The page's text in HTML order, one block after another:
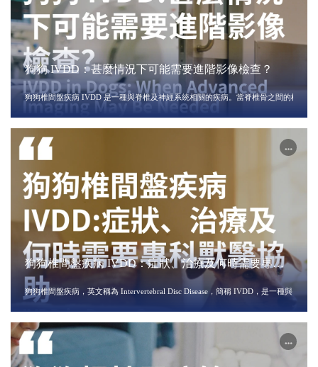
狗狗 IVDD：甚麼情況下可能需要進階影像檢查？
狗狗椎間盤疾病 IVDD 是一種與脊椎及神經系統相關的疾病。當脊椎骨之間的椎間
狗狗椎間盤疾病 IVDD：症狀、治療及何時需要專科
獸醫協助
狗狗椎間盤疾病，英文稱為 Intervertebral Disc Disease，簡稱 IVDD，是一種與脊